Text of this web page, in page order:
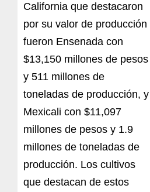
California que destacaron
por su valor de producción
fueron Ensenada con
$13,150 millones de pesos
y 511 millones de
toneladas de producción, y
Mexicali con $11,097
millones de pesos y 1.9
millones de toneladas de
producción. Los cultivos
que destacan de estos